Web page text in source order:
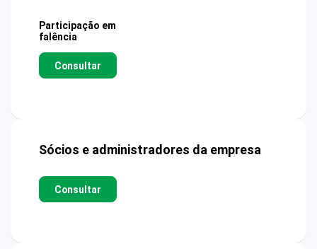
Participação em
falência
Consultar
Sócios e administradores da empresa
Consultar